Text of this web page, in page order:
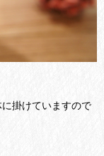
掛けていますので